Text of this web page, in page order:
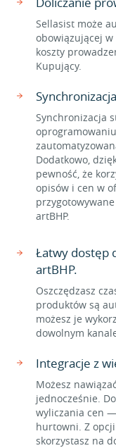
Sellasist może
obowiązującej
koszty
Kupujący.
Synchronizacja
Dodatkowo,
pewność, że
opisów i cen w
artBHP.
Łatwy dostęp
artBHP.
Oszczędzasz
produktów są
możesz je
dowolnym
Integracje z
Możesz
jednocześnie.
wyliczania cen
hurtowni. Z
skorzystasz na